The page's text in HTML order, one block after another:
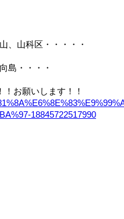
、山科区・・・・・
島・・・・
お願いします！！
18845722517990